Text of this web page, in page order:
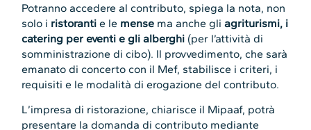
Potranno accedere al contributo, spiega la nota, non
solo i ristoranti e le mense ma anche gli agriturismi, i
catering per eventi e gli alberghi (per l’attività di
somministrazione di cibo). Il provvedimento, che sarà
emanato di concerto con il Mef, stabilisce i criteri, i
requisiti e le modalità di erogazione del contributo.
L’impresa di ristorazione, chiarisce il Mipaaf, potrà
presentare la domanda di contributo mediante